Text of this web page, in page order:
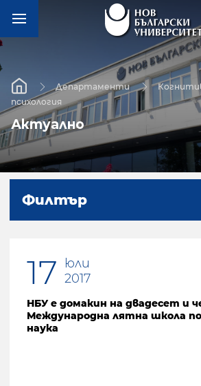
Департаменти
психология
Актуално
Филтър
17
юли
2017
НБУ е домакин на двадесет и
Международна лятна школа
наука